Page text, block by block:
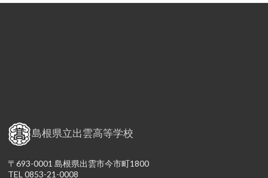
島根県立出雲高等学校
〒693-0001 島根県出雲市今市町1800
TEL 0853-21-0008